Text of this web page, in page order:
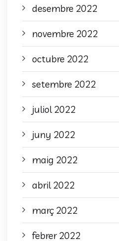
desembre 2022
novembre 2022
octubre 2022
setembre 2022
juliol 2022
juny 2022
maig 2022
abril 2022
març 2022
febrer 2022